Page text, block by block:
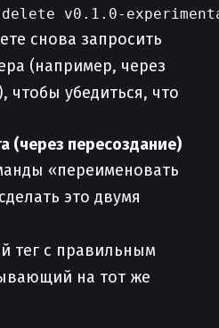
снова запросить
(например, через
), чтобы убедиться, что
(через пересоздание)
«переименовать
это двумя
тег с правильным
на тот же